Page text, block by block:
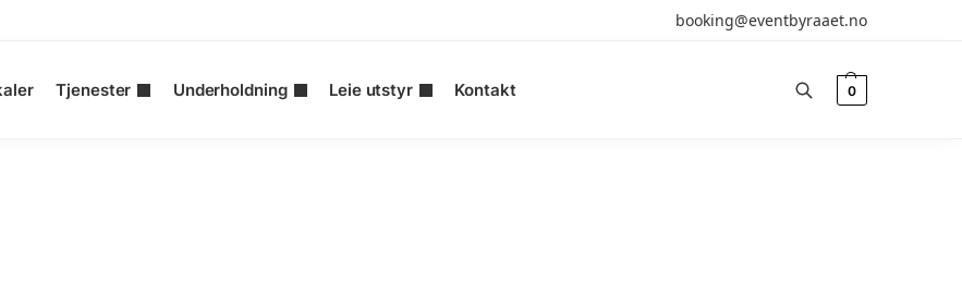
booking@eventbyraaet.no
Tjenester Underholdning Leie utstyr Kontakt 0